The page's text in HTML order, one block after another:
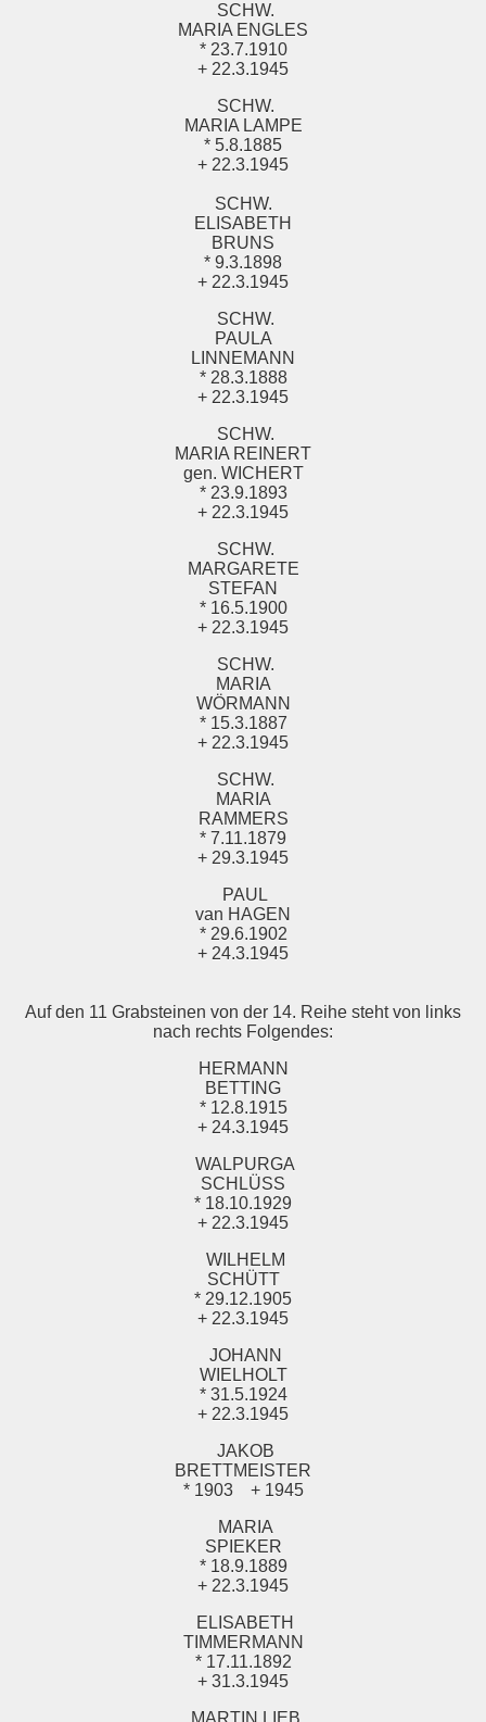
SCHW.
MARIA ENGLES
* 23.7.1910
+ 22.3.1945
SCHW.
MARIA LAMPE
* 5.8.1885
+ 22.3.1945
SCHW.
ELISABETH
BRUNS
* 9.3.1898
+ 22.3.1945
SCHW.
PAULA
LINNEMANN
* 28.3.1888
+ 22.3.1945
SCHW.
MARIA REINERT
gen. WICHERT
* 23.9.1893
+ 22.3.1945
SCHW.
MARGARETE
STEFAN
* 16.5.1900
+ 22.3.1945
SCHW.
MARIA
WÖRMANN
* 15.3.1887
+ 22.3.1945
SCHW.
MARIA
RAMMERS
* 7.11.1879
+ 29.3.1945
PAUL
van HAGEN
* 29.6.1902
+ 24.3.1945
Auf den 11 Grabsteinen von der 14. Reihe steht von links
nach rechts Folgendes:
HERMANN
BETTING
* 12.8.1915
+ 24.3.1945
WALPURGA
SCHLÜSS
* 18.10.1929
+ 22.3.1945
WILHELM
SCHÜTT
* 29.12.1905
+ 22.3.1945
JOHANN
WIELHOLT
* 31.5.1924
+ 22.3.1945
JAKOB
BRETTMEISTER
* 1903
+ 1945
MARIA
SPIEKER
* 18.9.1889
+ 22.3.1945
ELISABETH
TIMMERMANN
* 17.11.1892
+ 31.3.1945
MARTIN LIEB